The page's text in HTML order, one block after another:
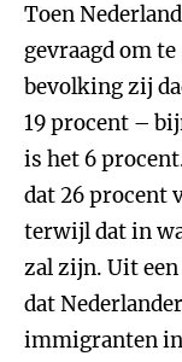
Toen
gevraagd om
bevolking zij
19 procent –
is het 6
dat 26 procent
terwijl dat in
zal zijn. Uit
dat
immigranten